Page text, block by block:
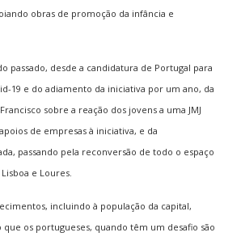
obras de promoção da infância e
passado, desde a candidatura de Portugal para
19 e do adiamento da iniciativa por um ano, da
sobre a reação dos jovens a uma JMJ
de empresas à iniciativa, e da
passando pela reconversão de todo o espaço
e Loures.
incluindo à população da capital,
os portugueses, quando têm um desafio são